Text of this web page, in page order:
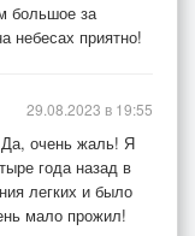
большое за
небесах приятно!
очень жаль! Я
года назад в
легких и было
мало прожил!
29.08.2023 в 19:55